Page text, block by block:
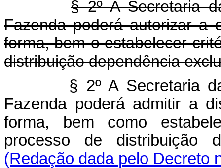
§ 2º A Secretaria
Fazenda poderá autorizar a
forma, bem o estabelecer
distribuição dependência
§ 2º A Secretaria
Fazenda poderá admitir a
forma, bem como
processo de distribuição
(Redação dada pelo Decreto